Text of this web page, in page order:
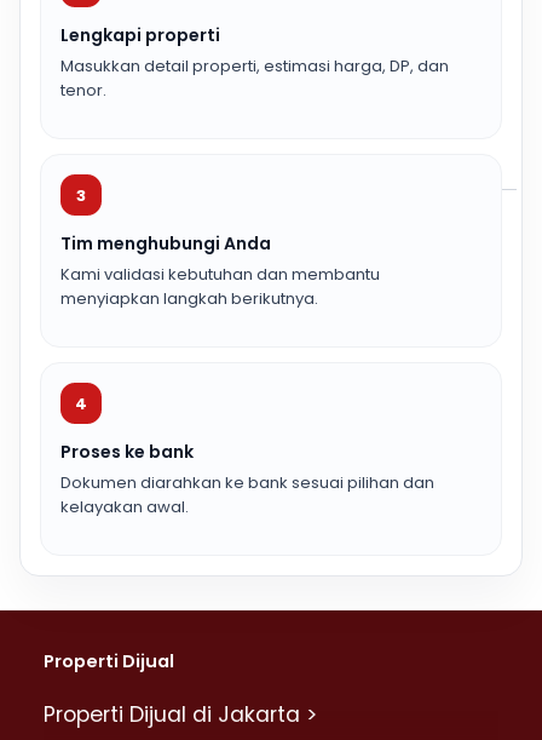
Lengkapi properti
Masukkan detail properti, estimasi harga, DP, dan
tenor.
3
Tim menghubungi Anda
Kami validasi kebutuhan dan membantu
menyiapkan langkah berikutnya.
4
Proses ke bank
Dokumen diarahkan ke bank sesuai pilihan dan
kelayakan awal.
Properti Dijual
Properti Dijual di Jakarta >